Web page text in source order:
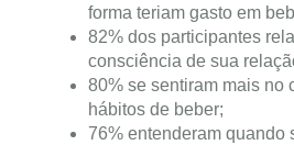
forma teriam gasto em
82% dos participantes
consciência de sua
80% se sentiram mais no
hábitos de beber;
76% entenderam quando